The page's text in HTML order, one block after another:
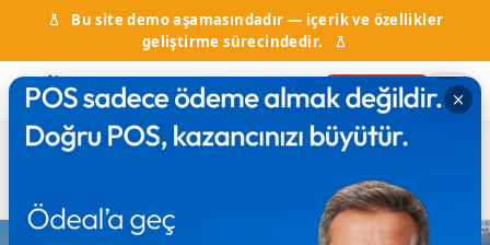
Bu site demo aşamasındadır — içerik ve özellikler
geliştirme sürecindedir.
Firma Ekle
Hal Fiyatları Kurumlar & Hizmetler
Nöbetçi Eczane